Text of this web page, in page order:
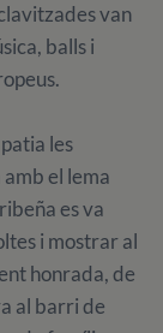
van
balls i
les
el lema
es va
i mostrar al
honrada, de
al barri de